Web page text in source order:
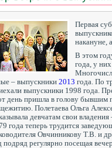
Первая
накануне,
В этом
года, у
– выпускники2013 года. По
выпускники 1998 года.
день пришла в голову бывшим
Полетаева Ольга
девчатам свои
года теперь трудится
Овчинникову Т.В. и
подряд регулярно посещая